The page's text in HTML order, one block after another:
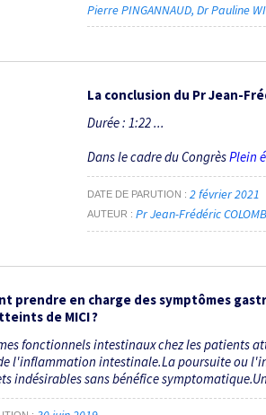
Pierre PINGANNAUD Dr Pauline
La conclusion du Pr Jean-
Durée : 1:22 ...
Dans le cadre du CongrèsPlein
DATE DE PARUTION 2 février 2021
AUTEUR Pr Jean-Frédéric
prendre en charge des symptômes
de MICI ?
fonctionnels intestinaux chez les patients
l'inflammation intestinale.La poursuite ou
indésirables sans bénéfice